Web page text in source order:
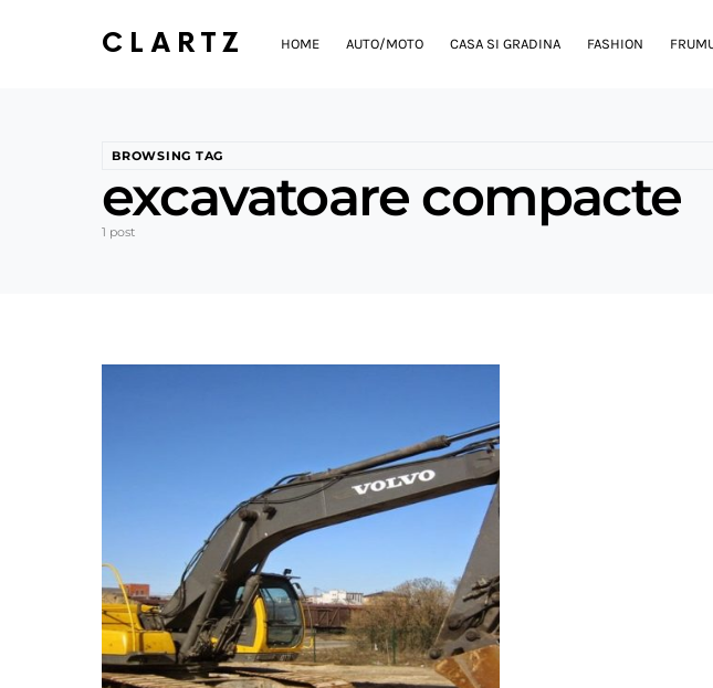
CLARTZ HOME AUTO/MOTO CASA SI GRADINA FASHION
BROWSING TAG
excavatoare compacte
1 post